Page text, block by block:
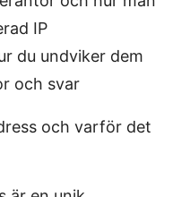
IP
du undviker dem
och svar
och varför det